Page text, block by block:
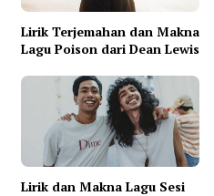
Lirik Terjemahan dan Makna
Lagu Poison dari Dean Lewis
Lirik dan Makna Lagu Sesi